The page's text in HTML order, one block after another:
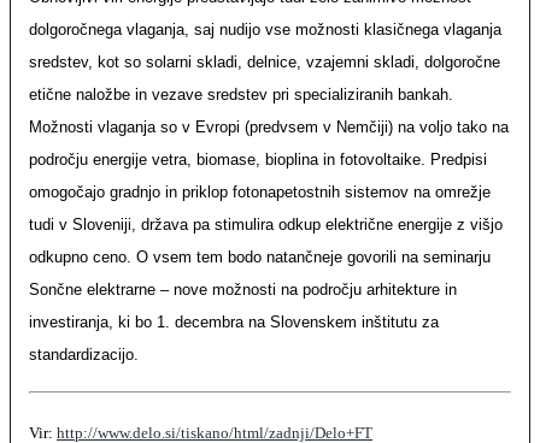
dolgoročnega vlaganja, saj nudijo vse možnosti klasičnega vlaganja
sredstev, kot so solarni skladi, delnice, vzajemni skladi, dolgoročne
etične naložbe in vezave sredstev pri specializiranih bankah.
Možnosti vlaganja so v Evropi (predvsem v Nemčiji) na voljo tako na
področju energije vetra, biomase, bioplina in fotovoltaike. Predpisi
omogočajo gradnjo in priklop fotonapetostnih sistemov na omrežje
tudi v Sloveniji, država pa stimulira odkup električne energije z višjo
odkupno ceno. O vsem tem bodo natančneje govorili na seminarju
Sončne elektrarne – nove možnosti na področju arhitekture in
investiranja, ki bo 1. decembra na Slovenskem inštitutu za
standardizacijo.
Vir: http://www.delo.si/tiskano/html/zadnji/Delo+FT